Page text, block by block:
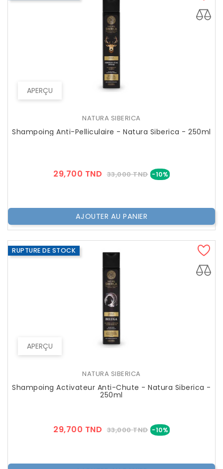
APERÇU
NATURA SIBERICA
Shampoing Anti-Pelliculaire - Natura Siberica - 250ml
29,700 TND Prix
33,000 TND -10%Prix
AJOUTER AU PANIER
APERÇU
RUPTURE DE STOCK
NATURA SIBERICA
Shampoing Activateur Anti-Chute - Natura Siberica -
250ml
29,700 TND Prix
33,000 TND -10%Prix